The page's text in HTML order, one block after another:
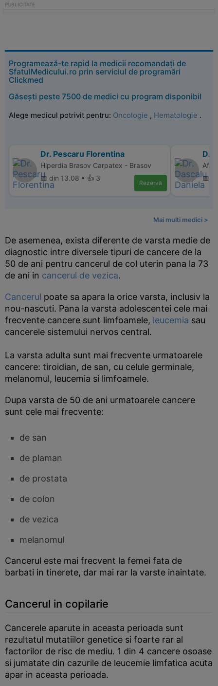
Programează-te rapid la medicii recomandați de
SfatulMedicului.ro prin serviciul de programări
Clickmed
Găsești peste 7500 de medici cu program disponibil
Alege medicul potrivit pentru: Oncologie , Hematologie .
Dr. Pescaru Florentina
Hiperdia Brasov Carpatex - Brasov
📅 din 13.08 • 👍 3
Rezervă
Dr.
📅
Mai multi medici >
De asemenea, exista diferente de varsta medie de
diagnostic intre diversele tipuri de cancere de la
50 de ani pentru cancerul de col uterin pana la 73
de ani in cancerul de vezica.
Cancerul poate sa apara la orice varsta, inclusiv la
nou-nascuti. Pana la varsta adolescentei cele mai
frecvente cancere sunt limfoamele, leucemia sau
cancerele sistemului nervos central.
La varsta adulta sunt mai frecvente urmatoarele
cancere: tiroidian, de san, cu celule germinale,
melanomul, leucemia si limfoamele.
Dupa varsta de 50 de ani urmatoarele cancere
sunt cele mai frecvente:
de san
de plaman
de prostata
de colon
de vezica
melanomul
Cancerul este mai frecvent la femei fata de
barbati in tinerete, dar mai rar la varste inaintate.
Cancerul in copilarie
Cancerele aparute in aceasta perioada sunt
rezultatul mutatiilor genetice si foarte rar al
factorilor de risc de mediu. 1 din 4 cancere osoase
si jumatate din cazurile de leucemie limfatica acuta
apar in aceasta perioada.